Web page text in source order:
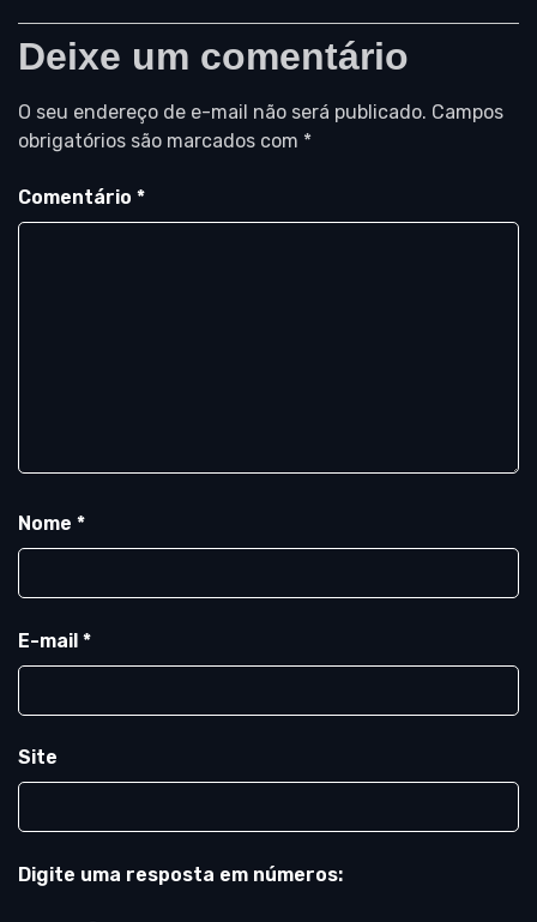
Deixe um comentário
O seu endereço de e-mail não será publicado. Campos
obrigatórios são marcados com *
Comentário *
Nome *
E-mail *
Site
Digite uma resposta em números: